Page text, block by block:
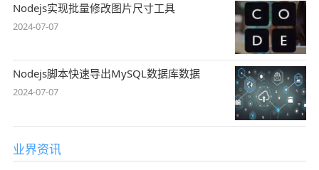
Nodejs实现批量修改图片尺寸工具
2024-07-07
Nodejs脚本快速导出MySQL数据库数据
2024-07-07
业界资讯